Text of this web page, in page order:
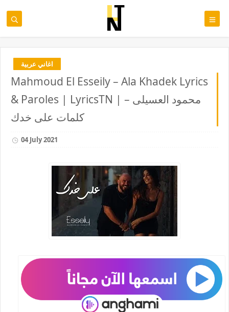
اغاني عربية
Mahmoud El Esseily – Ala Khadek Lyrics
& Paroles | LyricsTN | محمود العسيلى –
كلمات على خدك
04 July 2021